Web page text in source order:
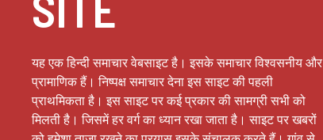
यह एक हिन्दी समाचार वेबसाइट है। इसके समाचार विश्वसनीय और
प्रामाणिक हैं। निष्पक्ष समाचार देना इस साइट की पहली
प्राथमिकता है। इस साइट पर कई प्रकार की सामग्री सभी को
मिलती है। जिसमें हर वर्ग का ध्यान रखा जाता है। साइट पर खबरों